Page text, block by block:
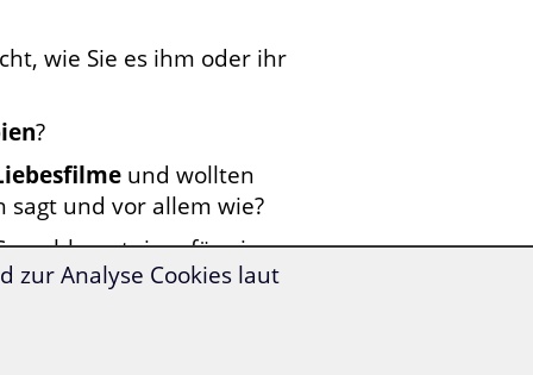
wie Sie es ihm oder ihr
?
und wollten
und vor allem wie?
für eine
die Kollegin, die Sie
zur Analyse Cookies laut